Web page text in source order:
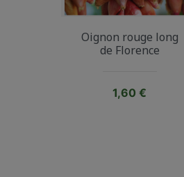
Oignon rouge long
de Florence
Prix
1,60 €